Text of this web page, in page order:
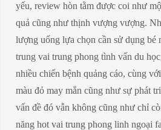
yếu, review hòn tằm được coi như
quả cũng như thịnh vượng vượng.
lượng uống lựa chọn cần sử dụng bé
trung vai trung phong tình vấn du
nhiều chiến bệnh quảng cáo, cùng
màu đỏ may mắn cũng như sự phát
vấn đề đó vẫn không cũng như chỉ
năng hot vai trung phong linh ngoại